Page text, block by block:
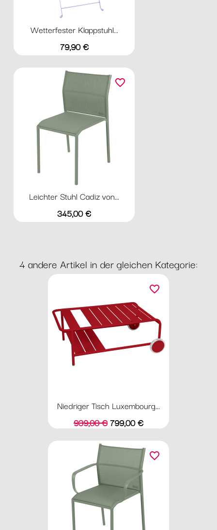
Wetterfester Klappstuhl...
Preis
79,90 €
Leichter Stuhl Cadiz von...
Preis
345,00 €
favorite_border
4 andere Artikel in der gleichen Kategorie:
Niedriger Tisch Luxembourg...
Verkaufspreis
939,00 €Preis
799,00 €
favorite_border
favorite_border